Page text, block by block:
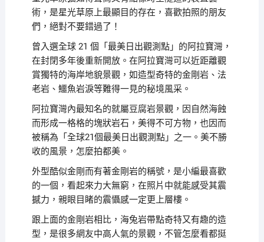
術，是星光草原上最顯目的存在，喜歡拍照的朋友
們，絕對不要錯過了！
曾入選全球 21 個「最美日出觀測點」的阿拉寶灣，
在封閉多年後重新開放。在阿拉寶灣可以近距離觀
賞獨特的海岸地貌景觀，如造型奇特的金剛岩、法
老岩、鱷魚岩淚等難得一見的秘境風采。
阿拉寶灣內最知名的就屬豆腐岩景觀，因自然海蝕
而形成一格格的塊狀岩石，美得不可方物，也因而
被稱為「全球21個最美日出觀測點」之一。美不勝
收的風景，怎麼拍都美。
外型酷似金剛而有著金剛岩的稱號，是小編最喜歡
的一個，看起來力大無窮，在照片中就能感受其震
撼力，親眼目睹的震懾感一定更上層樓。
跟上面的金剛岩相比，海兔岩帶點奇特又有趣的造
型，是很多網友中高人氣的景觀，不管怎麼看都挺